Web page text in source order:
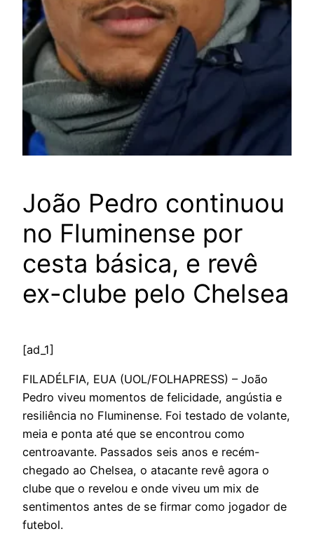
João Pedro continuou
no Fluminense por
cesta básica, e revê
ex-clube pelo Chelsea
[ad_1]
FILADÉLFIA, EUA (UOL/FOLHAPRESS) – João
Pedro viveu momentos de felicidade, angústia e
resiliência no Fluminense. Foi testado de volante,
meia e ponta até que se encontrou como
centroavante. Passados seis anos e recém-
chegado ao Chelsea, o atacante revê agora o
clube que o revelou e onde viveu um mix de
sentimentos antes de se firmar como jogador de
futebol.